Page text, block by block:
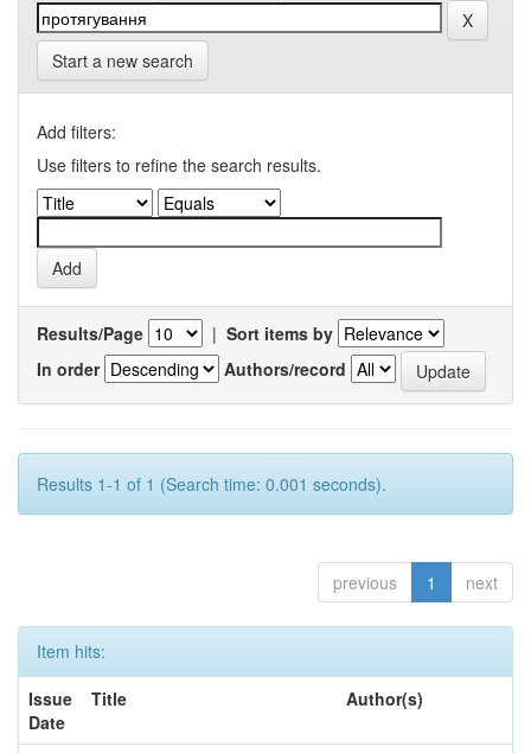
Start a new search
Add filters:
Use filters to refine the search results.
Results/Page | Sort items by
In order
Authors/record
Results 1-1 of 1 (Search time: 0.001 seconds).
previous 1 next
Item hits:
Issue
Date
Title Author(s)